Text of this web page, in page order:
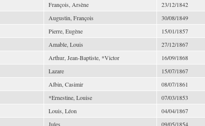
François, Arsène 23/12/1842
Augustin, François 30/08/1849
Pierre, Eugène 15/01/1857
Amable, Louis 27/12/1867
Arthur, Jean-Baptiste, *Victor 16/09/1868
Lazare 15/07/1867
Albin, Casimir 08/07/1861
*Ernestine, Louise 07/03/1853
Louis, Léon 04/04/1867
Jules 09/05/1854